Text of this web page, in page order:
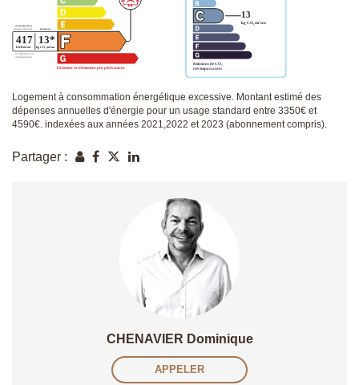
Logement à consommation énergétique excessive. Montant estimé des
dépenses annuelles d'énergie pour un usage standard entre 3350€ et
4590€. indexées aux années 2021,2022 et 2023 (abonnement compris).
Partager :
CHENAVIER Dominique
APPELER